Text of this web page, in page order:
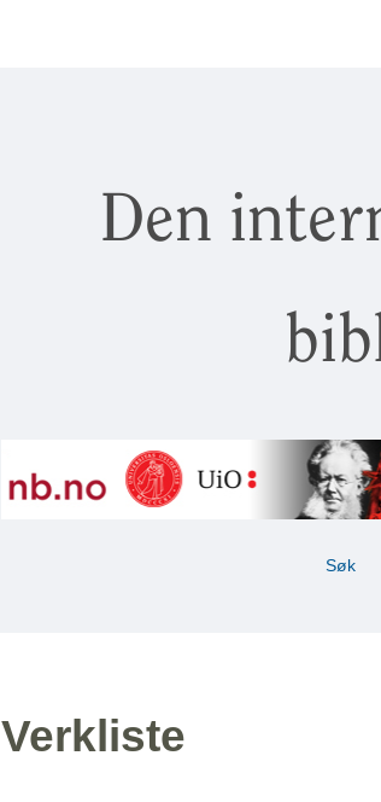
Den
Søk
Verkliste